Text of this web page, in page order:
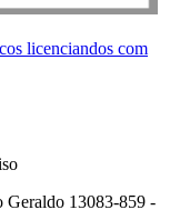
licenciandos com
13083-859 -